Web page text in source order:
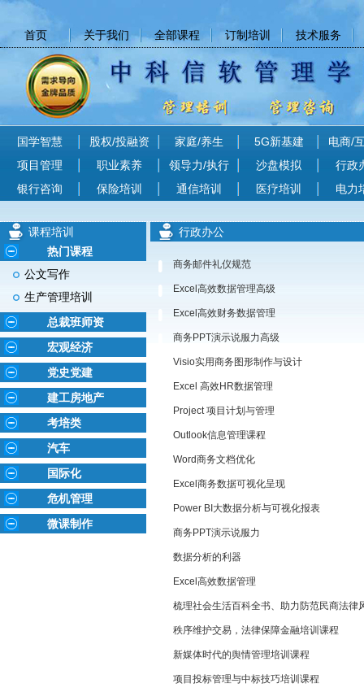
首页 关于我们 全部课程 订制培训 技术服务
国学智慧 股权/投融资 家庭/养生 5G新基建
电商/
项目管理
职业素养 领导力/执行 沙盘模拟
行政
银行咨询
保险培训 通信培训 医疗培训 电力
课程培训
热门课程
公文写作
生产管理培训
总裁班师资
宏观经济
党史党建
建工房地产
考培类
汽车
国际化
危机管理
微课制作
行政办公
商务邮件礼仪规范
Excel高效数据管理高级
Excel高效财务数据管理
商务PPT演示说服力高级
Visio实用商务图形制作与设计
Excel 高效HR数据管理
Project 项目计划与管理
Outlook信息管理课程
Word商务文档优化
Excel商务数据可视化呈现
Power BI大数据分析与可视化报表
商务PPT演示说服力
数据分析的利器
Excel高效数据管理
梳理社会生活百科全书、助力防范民商法律
秩序维护交易，法律保障金融培训课程
新媒体时代的舆情管理培训课程
项目投标管理与中标技巧培训课程